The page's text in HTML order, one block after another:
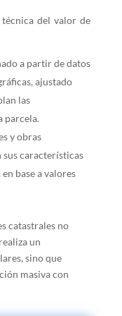
del valor de
a partir de datos
ajustado
las
parcela.
y obras
sus características
base a valores
catastrales no
un
sino que
masiva con